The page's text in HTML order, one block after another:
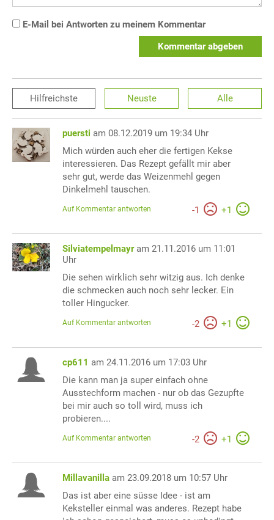
E-Mail bei Antworten zu meinem Kommentar
Kommentar abgeben
Hilfreichste Neuste Alle
puersti am 08.12.2019 um 19:34 Uhr
Mich würden auch eher die fertigen Kekse
interessieren. Das Rezept gefällt mir aber
sehr gut, werde das Weizenmehl gegen
Dinkelmehl tauschen.
-1 +1
Auf Kommentar antworten
Silviatempelmayr am 21.11.2016 um 11:01
Uhr
Die sehen wirklich sehr witzig aus. Ich denke
die schmecken auch noch sehr lecker. Ein
toller Hingucker.
-2 +1
Auf Kommentar antworten
cp611 am 24.11.2016 um 17:03 Uhr
Die kann man ja super einfach ohne
Ausstechform machen - nur ob das Gezupfte
bei mir auch so toll wird, muss ich
probieren....
-2 +1
Auf Kommentar antworten
Millavanilla am 23.09.2018 um 10:57 Uhr
Das ist aber eine süsse Idee - ist am
Keksteller einmal was anderes. Rezept habe